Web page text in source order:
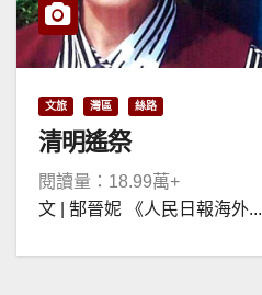
文旅 灣區 絲路
清明遙祭
閱讀量：18.99萬+
文 | 郜晉妮 《人民日報海外...